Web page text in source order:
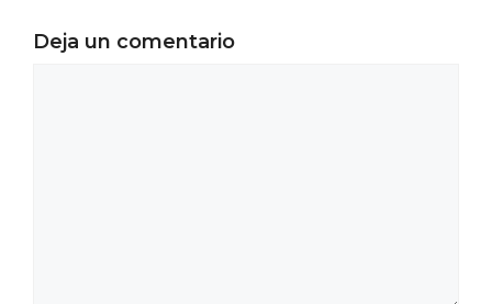
Deja un comentario